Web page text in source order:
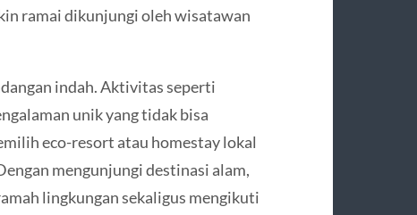
ramai dikunjungi oleh wisatawan
indah. Aktivitas seperti
unik yang tidak bisa
eco-resort atau homestay lokal
mengunjungi destinasi alam,
lingkungan sekaligus mengikuti